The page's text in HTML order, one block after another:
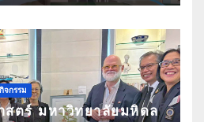
จกรรม
สตร์ มหาวิทยาลัยมหิดล